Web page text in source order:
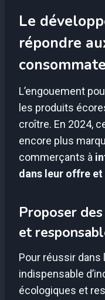
Le
répondre
L’engouement
les produits
croître. En 2024,
encore plus
commerçants à
dans leur offre
Proposer
et
Pour réussir
indispensable
écologiques et